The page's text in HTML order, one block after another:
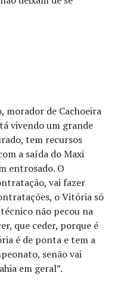
de Cachoeira
vivendo um grande
tem recursos
a saída do Maxi
entrosado. O
vai fazer
o Vitória só
não pecou na
que ceder, porque é
é de ponta e tem a
senão vai
em geral”.